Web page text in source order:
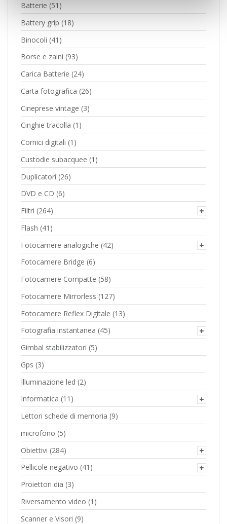
Batterie (51)
Battery grip (18)
Binocoli (41)
Borse e zaini (93)
Carica Batterie (24)
Carta fotografica (26)
Cineprese vintage (3)
Cinghie tracolla (1)
Cornici digitali (1)
Custodie subacquee (1)
Duplicatori (26)
DVD e CD (6)
Filtri (264)
Flash (41)
Fotocamere analogiche (42)
Fotocamere Bridge (6)
Fotocamere Compatte (58)
Fotocamere Mirrorless (127)
Fotocamere Reflex Digitale (13)
Fotografia instantanea (45)
Gimbal stabilizzatori (5)
Gps (3)
Illuminazione led (2)
Informatica (11)
Lettori schede di memoria (9)
microfono (5)
Obiettivi (284)
Pellicole negativo (41)
Proiettori dia (3)
Riversamento video (1)
Scanner e Visori (9)